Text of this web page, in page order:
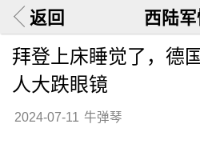
返回 西陆
拜登上床睡觉了，德
人大跌眼镜
2024-07-11 牛弹琴